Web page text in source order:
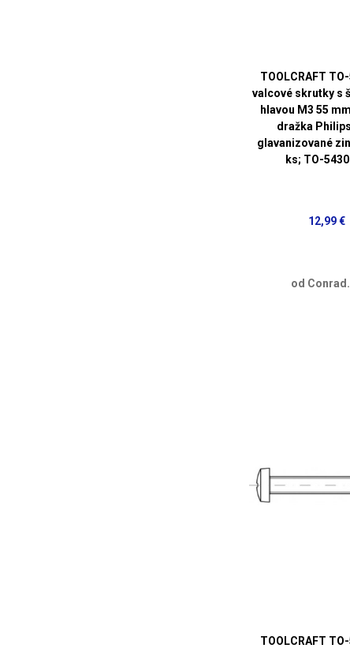
TOOLCRAFT
valcové skrutky s
hlavou M3 55
dražka
glavanizované
ks; TO-
12,99 €
od
TOOLCRAFT